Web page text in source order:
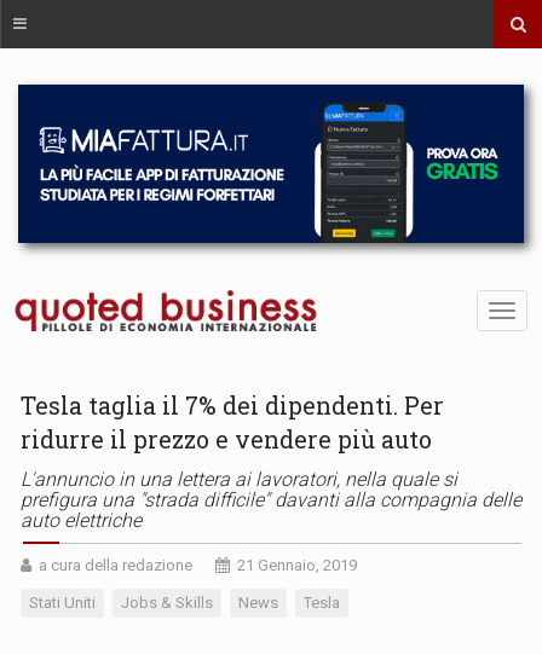
Tesla taglia il 7% dei dipendenti. Per
ridurre il prezzo e vendere più auto
L'annuncio in una lettera ai lavoratori, nella quale si
prefigura una "strada difficile" davanti alla compagnia delle
auto elettriche
a cura della redazione 21 Gennaio, 2019
Stati Uniti Jobs & Skills News Tesla